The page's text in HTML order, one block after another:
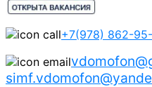
+7(978) 862-